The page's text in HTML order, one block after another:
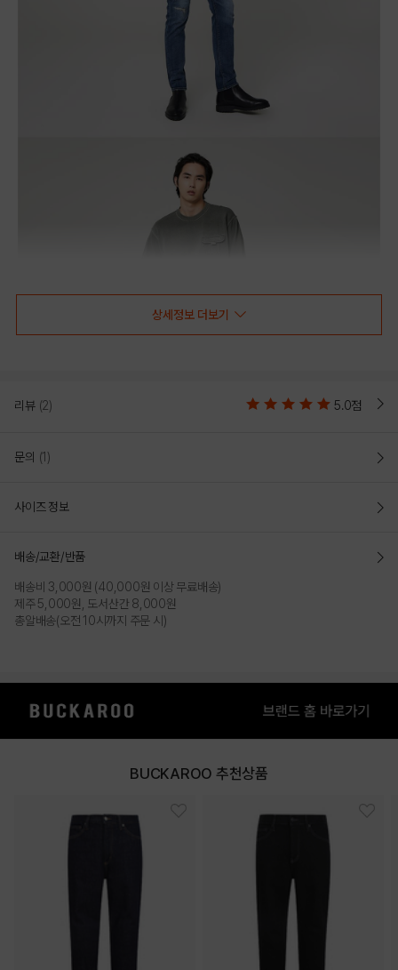
상세정보 더보기
리뷰 (2) 5.0점
문의 (1)
사이즈 정보
배송/교환/반품
배송비 3,000원 (40,000원 이상 무료배송)
제주 5,000원, 도서산간 8,000원
총알배송(오전 10시까지 주문 시)
BUCKAROO 추천상품